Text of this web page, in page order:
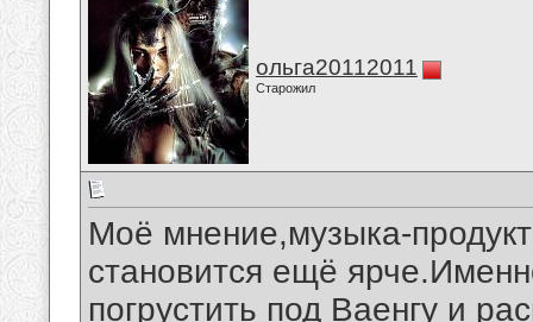
ольга20112011
Старожил
Моё мнение,музыка-
становится ещё
погрустить под Ваенгу и